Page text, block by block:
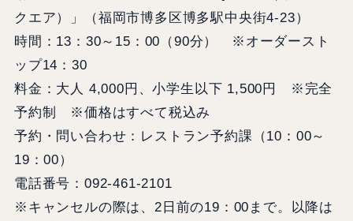
クエア）」（福岡市博多区博多駅中央街4-23）
時間：13：30～15：00（90分） ※オーダースト
ップ14：30
料金：大人 4,000円、小学生以下 1,500円 ※完全
予約制 ※価格はすべて税込み
予約・問い合わせ：レストラン予約課（10：00～
19：00）
電話番号：092-461-2101
※キャンセルの際は、2日前の19：00まで。以降は